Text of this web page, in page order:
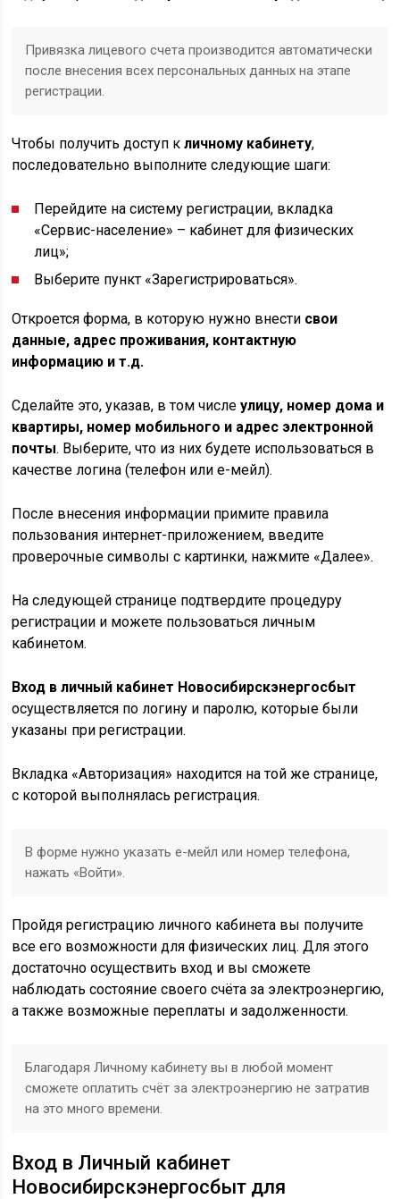
Привязка лицевого счета производится автоматически
после внесения всех персональных данных на этапе
регистрации.
Чтобы получить доступ кличному кабинету,
последовательно выполните следующие шаги:
Перейдите на систему регистрации, вкладка
«Сервис-население» – кабинет для физических
лиц»;
Выберите пункт «Зарегистрироваться».
Откроется форма, в которую нужно внести свои
данные, адрес проживания, контактную
информацию и т.д.
Сделайте это, указав, в том числеулицу, номер дома и
квартиры, номер мобильного и адрес электронной
почты. Выберите, что из них будете использоваться в
качестве логина (телефон или е-мейл).
После внесения информации примите правила
пользования интернет-приложением, введите
проверочные символы с картинки, нажмите «Далее».
На следующей странице подтвердите процедуру
регистрации и можете пользоваться личным
кабинетом.
Вход в личный кабинет Новосибирскэнергосбыт
осуществляется по логину и паролю, которые были
указаны при регистрации.
Вкладка «Авторизация» находится на той же странице,
с которой выполнялась регистрация.
В форме нужно указать е-мейл или номер телефона,
нажать «Войти».
Пройдя регистрацию личного кабинета вы получите
все его возможности для физических лиц. Для этого
достаточно осуществить вход и вы сможете
наблюдать состояние своего счёта за электроэнергию,
а также возможные переплаты и задолженности.
Благодаря Личному кабинету вы в любой момент
сможете оплатить счёт за электроэнергию не затратив
на это много времени.
Вход в Личный кабинет
Новосибирскэнергосбыт для